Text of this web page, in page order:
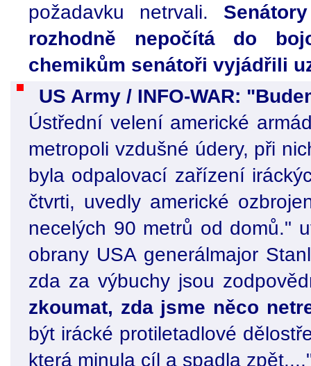
požadavku netrvali.
rozhodně nepočítá do
chemikům senátoři vyjádřili
US Army / INFO-WAR:
Ústřední velení americké
metropoli vzdušné údery, při
byla odpalovací zařízení
čtvrti, uvedly americké
necelých 90 metrů od domů."
obrany USA generálmajor
zda za výbuchy jsou
zkoumat, zda jsme něco
být irácké protiletadlové
která minula cíl a spadla